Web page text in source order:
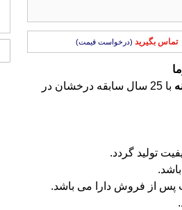
تماس بگیرید (درخواست قیمت)
با 25 سال سابقه درخشان در
تولید گردد.